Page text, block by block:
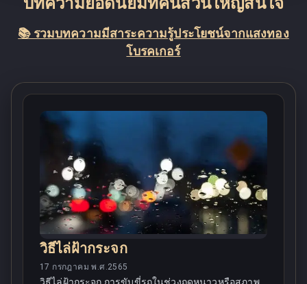
📚 รวมบทความมีสาระความรู้ประโยชน์จากแสงทอง
โบรคเกอร์
วิธีไล่ฝ้ากระจก
17 กรกฎาคม พ.ศ.2565